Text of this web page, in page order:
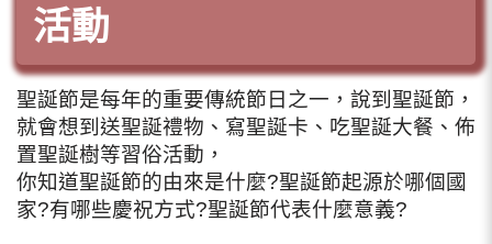
活動
聖誕節是每年的重要傳統節日之一，說到聖誕節，
就會想到送聖誕禮物、寫聖誕卡、吃聖誕大餐、佈
置聖誕樹等習俗活動，
你知道聖誕節的由來是什麼?聖誕節起源於哪個國
家?有哪些慶祝方式?聖誕節代表什麼意義?